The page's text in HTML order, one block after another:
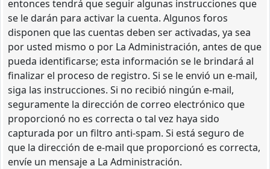
entonces tendrá que seguir algunas instrucciones que
se le darán para activar la cuenta. Algunos foros
disponen que las cuentas deben ser activadas, ya sea
por usted mismo o por La Administración, antes de que
pueda identificarse; esta información se le brindará al
finalizar el proceso de registro. Si se le envió un e-mail,
siga las instrucciones. Si no recibió ningún e-mail,
seguramente la dirección de correo electrónico que
proporcionó no es correcta o tal vez haya sido
capturada por un filtro anti-spam. Si está seguro de
que la dirección de e-mail que proporcionó es correcta,
envíe un mensaje a La Administración.